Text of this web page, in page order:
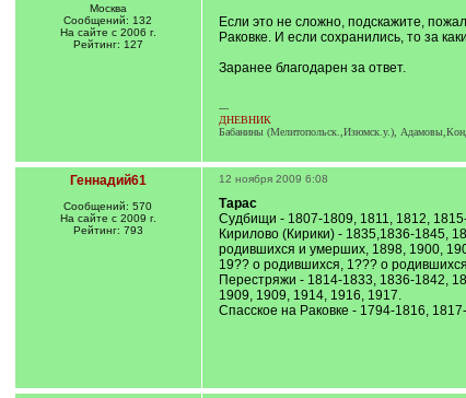
Москва
Сообщений: 132
На сайте с 2006 г.
Рейтинг: 127
Если это не сложно, подскажите,
Раковке. И если сохранились, то за
Заранее благодарен за ответ.
---
ДНЕВНИК
Бабанины (Мелитопольск.,Изюмск.у.),
Геннадий61
Сообщений: 570
На сайте с 2009 г.
Рейтинг: 793
12 ноября 2009 6:08
Тарас
Судбищи - 1807-1809, 1811, 1812,
Кирилово (Кирики) - 1835,1836-1845,
родившихся и умерших, 1898, 1900,
19?? о родившихся, 1??? о
Перестряжи - 1814-1833, 1836-1842,
1909, 1909, 1914, 1916, 1917.
Спасское на Раковке - 1794-1816,